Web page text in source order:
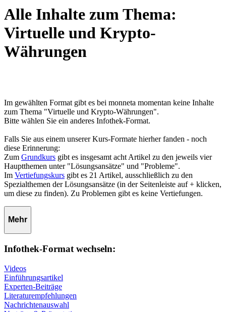
Alle Inhalte zum Thema:
Virtuelle und Krypto-
Währungen
Im gewählten Format gibt es bei monneta momentan keine Inhalte
zum Thema "Virtuelle und Krypto-Währungen".
Bitte wählen Sie ein anderes Infothek-Format.
Falls Sie aus einem unserer Kurs-Formate hierher fanden - noch
diese Erinnerung:
Zum Grundkurs gibt es insgesamt acht Artikel zu den jeweils vier
Hauptthemen unter "Lösungsansätze" und "Probleme".
Im Vertiefungskurs gibt es 21 Artikel, ausschließlich zu den
Spezialthemen der Lösungsansätze (in der Seitenleiste auf + klicken,
um diese zu finden). Zu Problemen gibt es keine Vertiefungen.
Mehr
Infothek-Format wechseln:
Videos
Einführungsartikel
Experten-Beiträge
Literaturempfehlungen
Nachrichtenauswahl